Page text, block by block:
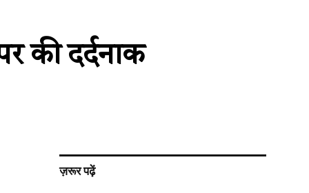
की दर्दनाक
ज़रूर पढ़ें